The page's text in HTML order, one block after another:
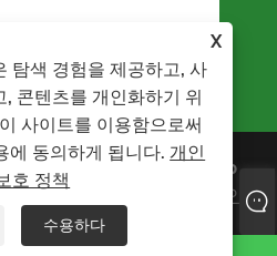
X
탐색 경험을 제공하고, 사
콘텐츠를 개인화하기 위
사이트를 이용함으로써
에 동의하게 됩니다. 개인
호 정책
수용하다
Industry
가방, 자동
Links
Sitemap
개인 정
보 보호 정책